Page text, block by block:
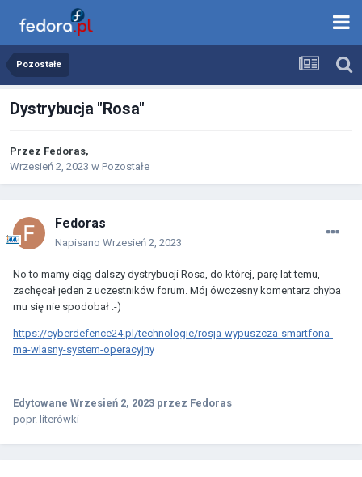
Pozostałe
Dystrybucja "Rosa"
Przez Fedoras,
Wrzesień 2, 2023 w Pozostałe
Fedoras
Napisano Wrzesień 2, 2023
No to mamy ciąg dalszy dystrybucji Rosa, do której, parę lat temu,
zachęcał jeden z uczestników forum. Mój ówczesny komentarz chyba
mu się nie spodobał :-)
https://cyberdefence24.pl/technologie/rosja-wypuszcza-smartfona-
ma-wlasny-system-operacyjny
Edytowane Wrzesień 2, 2023 przez Fedoras
popr. literówki